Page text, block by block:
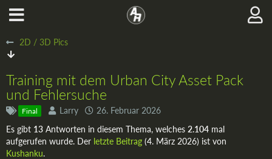
2D / 3D Pics
Training mit dem Urban City Asset Pack
und Fehlersuche
Final Larry
26. Februar 2026
Es gibt 13 Antworten in diesem Thema, welches 2.104 mal
aufgerufen wurde. Der letzte Beitrag (4. März 2026) ist von
Kushanku.